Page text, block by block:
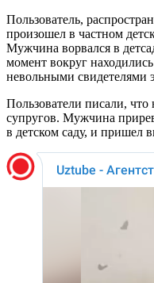
Пользователь,
произошел в частном
Мужчина ворвался в
момент вокруг
невольными свидетелями
Пользователи писали, что
супругов. Мужчина
в детском саду, и пришел